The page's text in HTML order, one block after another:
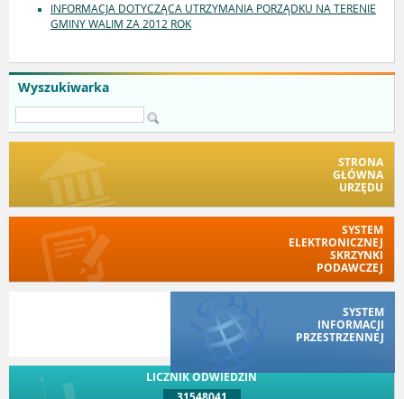
Wyszukiwarka
STRONA
GŁÓWNA
URZĘDU
SYSTEM
ELEKTRONICZNEJ
SKRZYNKI
PODAWCZEJ
SYSTEM
INFORMACJI
PRZESTRZENNEJ
LICZNIK ODWIEDZIN
INFORMACJA DOTYCZĄCA UTRZYMANIA PORZĄDKU NA TERENIE
GMINY WALIM ZA 2012 ROK